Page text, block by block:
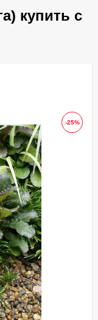
купить с
-25%